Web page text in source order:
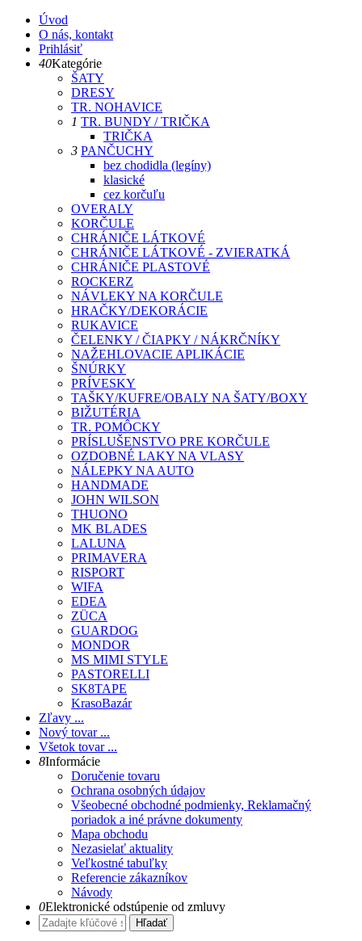
Úvod
O nás, kontakt
Prihlásiť
40Kategórie
ŠATY
DRESY
TR. NOHAVICE
1 TR. BUNDY / TRIČKA
TRIČKA
3 PANČUCHY
bez chodidla (legíny)
klasické
cez korčuľu
OVERALY
KORČULE
CHRÁNIČE LÁTKOVÉ
CHRÁNIČE LÁTKOVÉ - ZVIERATKÁ
CHRÁNIČE PLASTOVÉ
ROCKERZ
NÁVLEKY NA KORČULE
HRAČKY/DEKORÁCIE
RUKAVICE
ČELENKY / ČIAPKY / NÁKRČNÍKY
NAŽEHLOVACIE APLIKÁCIE
ŠNÚRKY
PRÍVESKY
TAŠKY/KUFRE/OBALY NA ŠATY/BOXY
BIŽUTÉRIA
TR. POMÔCKY
PRÍSLUŠENSTVO PRE KORČULE
OZDOBNÉ LAKY NA VLASY
NÁLEPKY NA AUTO
HANDMADE
JOHN WILSON
THUONO
MK BLADES
LALUNA
PRIMAVERA
RISPORT
WIFA
EDEA
ZÜCA
GUARDOG
MONDOR
MS MIMI STYLE
PASTORELLI
SK8TAPE
KrasoBazár
Zľavy ...
Nový tovar ...
Všetok tovar ...
8Informácie
Doručenie tovaru
Ochrana osobných údajov
Všeobecné obchodné podmienky, Reklamačný
poriadok a iné právne dokumenty
Mapa obchodu
Nezasielať aktuality
Veľkostné tabuľky
Referencie zákazníkov
Návody
0Elektronické odstúpenie od zmluvy